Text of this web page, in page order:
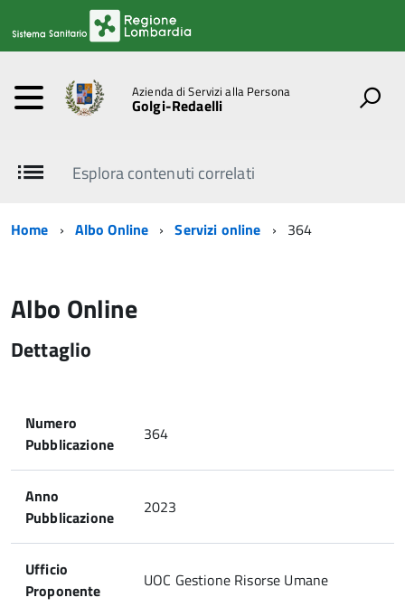
Azienda di Servizi alla Persona
Golgi-Redaelli
Esplora contenuti correlati
Home Albo Online Servizi online 364
Albo Online
Dettaglio
Numero
Pubblicazione
364
Anno
Pubblicazione
2023
Ufficio
Proponente
UOC Gestione Risorse Umane